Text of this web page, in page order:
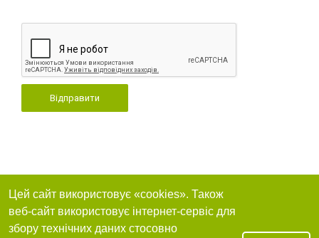
Відправити
Цей сайт використовує «cookies». Також
веб-сайт використовує інтернет-сервіс для
збору технічних даних стосовно